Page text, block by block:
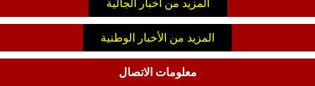
المزيد من أخبار الجالية
المزيد من الأخبار الوطنية
معلومات الاتصال